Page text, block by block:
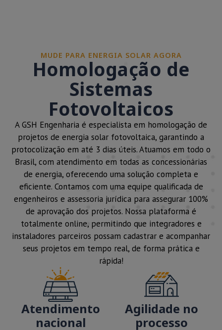
MUDE PARA ENERGIA SOLAR AGORA
Homologação de
Sistemas
Fotovoltaicos
A GSH Engenharia é especialista em homologação de
projetos de energia solar fotovoltaica, garantindo a
protocolização em até 3 dias úteis. Atuamos em todo o
Brasil, com atendimento em todas as concessionárias
de energia, oferecendo uma solução completa e
eficiente. Contamos com uma equipe qualificada de
engenheiros e assessoria jurídica para assegurar 100%
de aprovação dos projetos. Nossa plataforma é
totalmente online, permitindo que integradores e
instaladores parceiros possam cadastrar e acompanhar
seus projetos em tempo real, de forma prática e
rápida!
Atendimento
nacional
Agilidade no
processo